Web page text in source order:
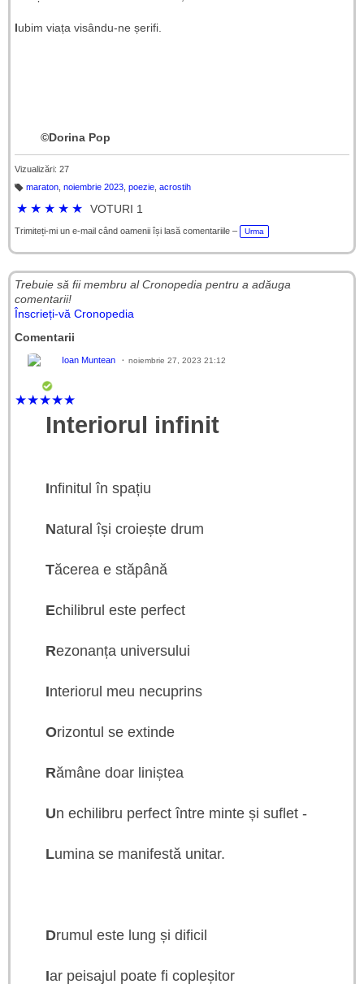
Iubim viața visându-ne șerifi.
©Dorina Pop
Vizualizări: 27
h
e
maraton, noiembrie 2023, poezie, acrostih
★ ★ ★ ★ ★ VOTURI 1
Trimiteți-mi un e-mail când oamenii își lasă comentariile – Urma
Trebuie să fii membru al Cronopedia ​​pentru a adăuga
comentarii!
Înscrieți-vă Cronopedia
Comentarii
Ioan Muntean noiembrie 27, 2023 21:12
★★★★★
Interiorul infinit
Infinitul în spațiu
Natural își croiește drum
Tăcerea e stăpână
Echilibrul este perfect
Rezonanța universului
Interiorul meu necuprins
Orizontul se extinde
Rămâne doar liniștea
Un echilibru perfect între minte și suflet -
Lumina se manifestă unitar.
Drumul este lung și dificil
Iar peisajul poate fi copleșitor